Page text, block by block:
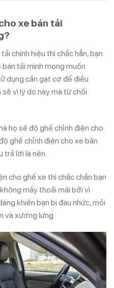
xe bán tải
chính hiệu thì chắc hẳn, bạn
tải mình mong muốn.
dụng cần gạt cơ để điều
vì lý do này mà từ chối
họ sẽ độ ghế chỉnh điện cho
ghế chỉnh điện cho xe bán
lời là nên.
cho ghế xe thì chắc chắn bạn
mấy thoải mái bởi vì
khiến bạn bị đau nhức, mỏi
và xương lưng.